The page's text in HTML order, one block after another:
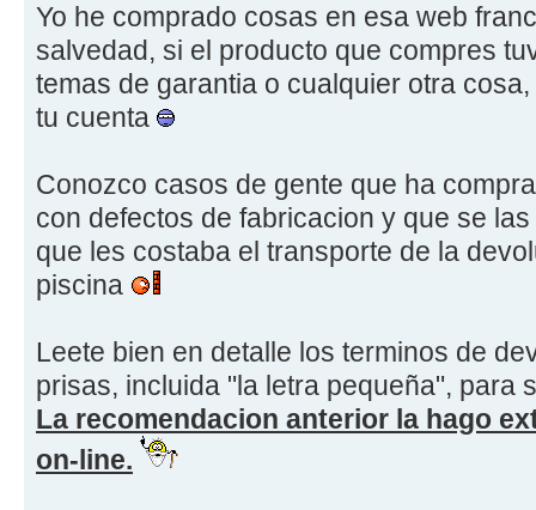
Yo he comprado cosas en esa web
salvedad, si el producto que compres
temas de garantia o cualquier otra
tu cuenta
Conozco casos de gente que ha
con defectos de fabricacion y que se
que les costaba el transporte de la
piscina
Leete bien en detalle los terminos de
prisas, incluida "la letra pequeña", para
La recomendacion anterior la hago
on-line.